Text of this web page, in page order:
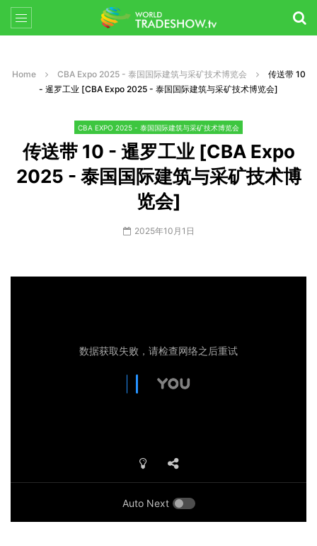
Home CBA Expo 2025 - 泰国国际建筑与采矿技术博览会
传送带 10
- 暹罗工业 [CBA Expo 2025 - 泰国国际建筑与采矿技术博览会]
CBA EXPO 2025 - 泰国国际建筑与采矿技术博览会
传送带 10 - 暹罗工业 [CBA Expo
2025 - 泰国国际建筑与采矿技术博
览会]
2025年10月1日
Auto Next